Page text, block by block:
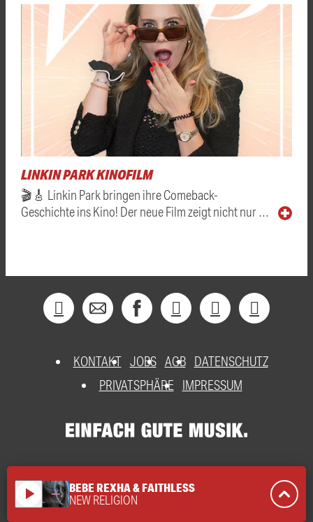
LINKIN PARK KINOFILM
🎬🎸 Linkin Park bringen ihre Comeback-
Geschichte ins Kino! Der neue Film zeigt nicht nur …
KONTAKT JOBS AGB DATENSCHUTZ
PRIVATSPHÄRE
IMPRESSUM
play_arrow BEBE REXHA & FAITHLESS
NEW RELIGION